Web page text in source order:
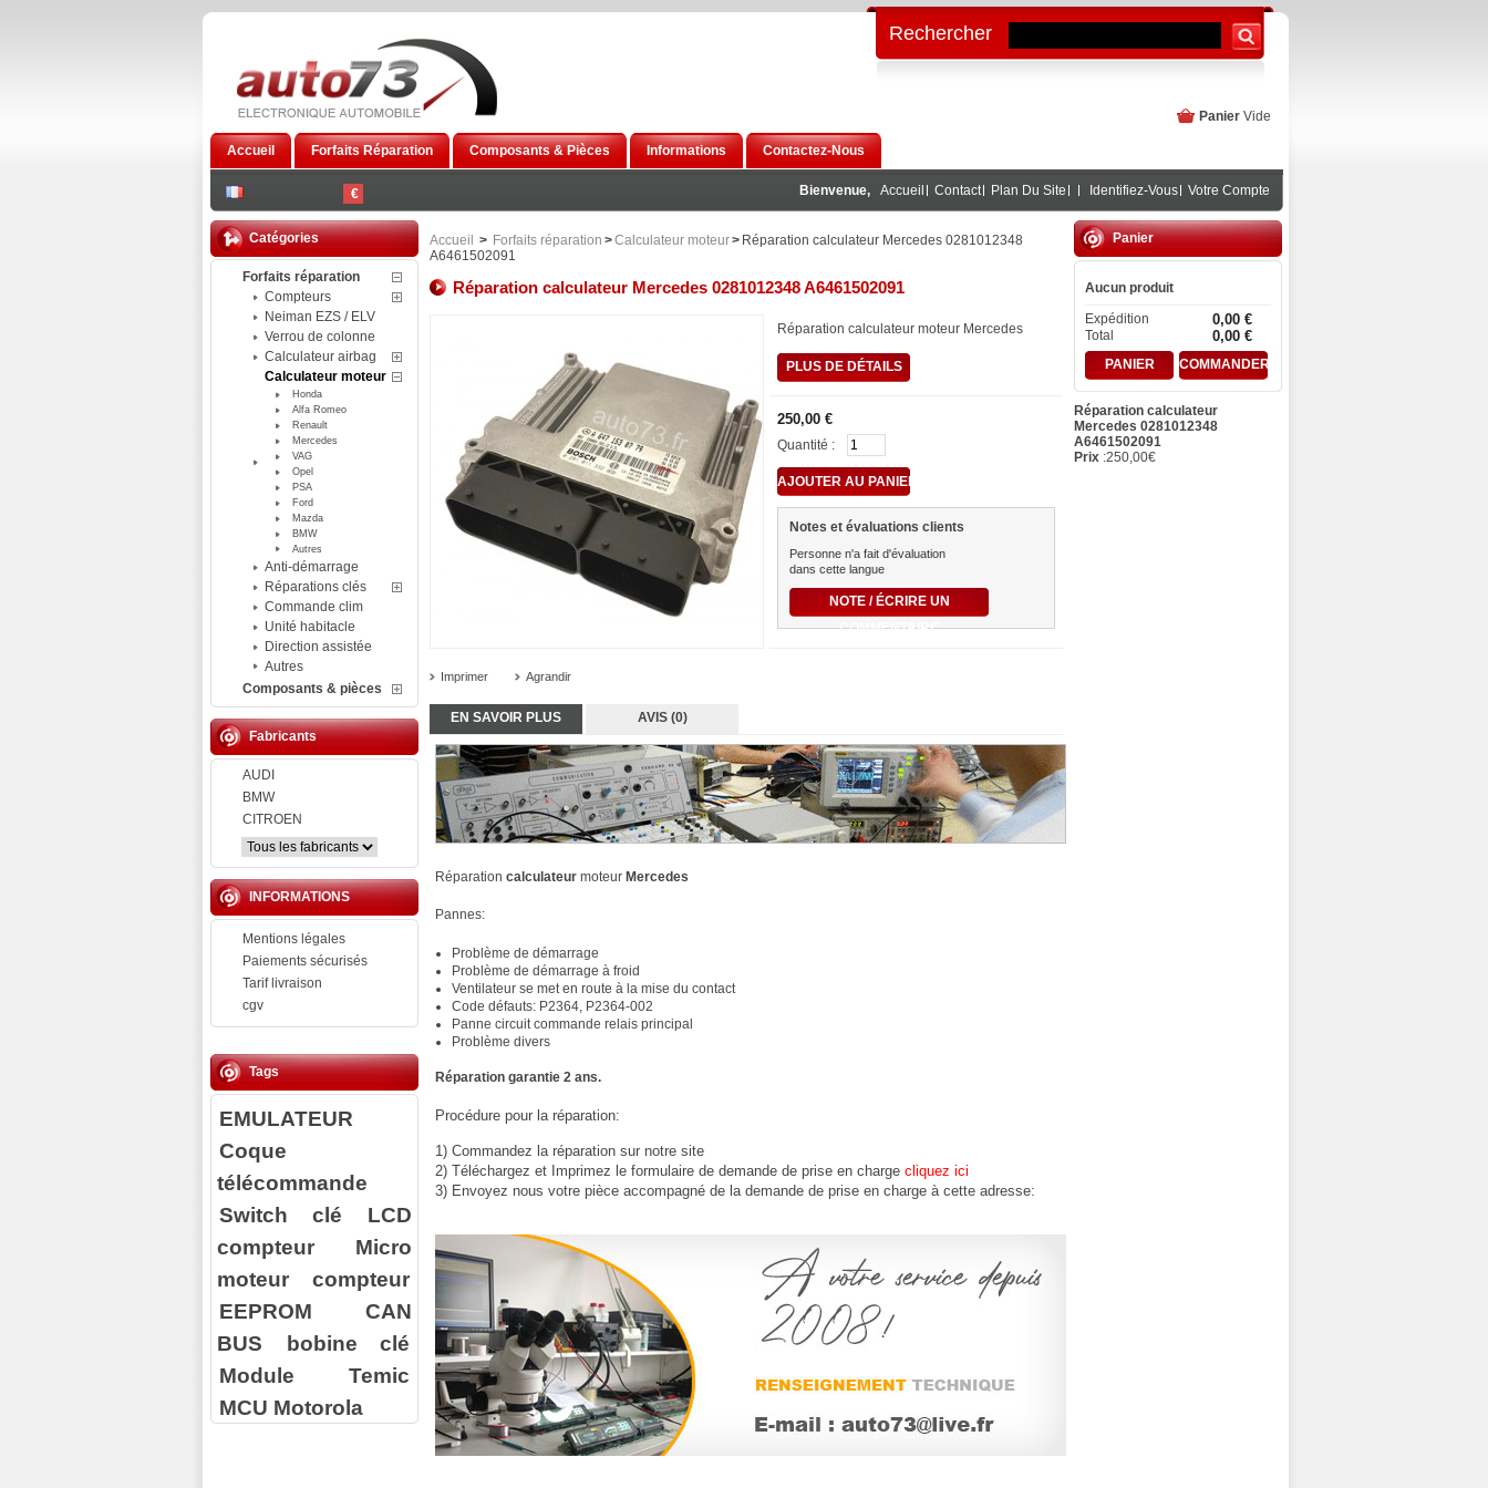
€
Accueil Forfaits Réparation Composants & Pièces Informations Contactez-Nous
Panier Vide
Bienvenue, Accueil Contact Plan Du Site Identifiez-Vous Votre Compte
Rechercher
Catégories
Forfaits réparation
Compteurs
Neiman EZS / ELV
Verrou de colonne
Calculateur airbag
Calculateur moteur
Honda
Alfa Romeo
Renault
Mercedes
VAG
Opel
PSA
Ford
Mazda
BMW
Autres
Anti-démarrage
Réparations clés
Commande clim
Unité habitacle
Direction assistée
Autres
Composants & pièces
Fabricants
AUDI
BMW
CITROEN
INFORMATIONS
Mentions légales
Paiements sécurisés
Tarif livraison
cgv
Tags
EMULATEUR
Coque
télécommande
Switch clé
LCD
compteur
Micro
moteur compteur
EEPROM
CAN
BUS
bobine clé
Module Temic
MCU Motorola
Accueil > Forfaits réparation >Calculateur moteur> Réparation calculateur Mercedes 0281012348
A6461502091
Réparation calculateur Mercedes 0281012348 A6461502091
Imprimer Agrandir
Réparation calculateur moteur Mercedes
PLUS DE DÉTAILS
250,00 €
Quantité :
Notes et évaluations clients
Personne n'a fait d'évaluation
dans cette langue
NOTE / ÉCRIRE UN
COMMENTAIRE
EN SAVOIR PLUS AVIS (0)
Réparation calculateur moteur Mercedes
Pannes:
Problème de démarrage
Problème de démarrage à froid
Ventilateur se met en route à la mise du contact
Code défauts: P2364, P2364-002
Panne circuit commande relais principal
Problème divers
Réparation garantie 2 ans.
Procédure pour la réparation:
1) Commandez la réparation sur notre site
2) Téléchargez et Imprimez le formulaire de demande de prise en charge cliquez ici
3) Envoyez nous votre pièce accompagné de la demande de prise en charge à cette adresse:
Panier
Aucun produit
Expédition
0,00 €
Total 0,00 €
PANIER COMMANDER
Réparation calculateur
Mercedes 0281012348
A6461502091
Prix :250,00€